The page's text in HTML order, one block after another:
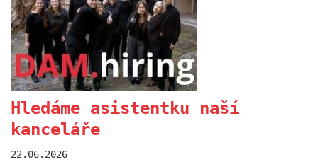
Otevíráme nový ročník
DAM.akademie
V únoru spouštíme další ročník DAM.akademie -
Hledáme asistentku naší
kanceláře
22.06.2026